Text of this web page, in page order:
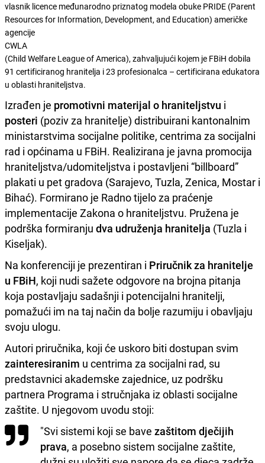
vlasnik licence međunarodno priznatog modela obuke PRIDE (Parent
Resources for Information, Development, and Education) američke
agencije
CWLA
(Child Welfare League of America), zahvaljujući kojem je FBiH dobila
91 certificiranog hranitelja i 23 profesionalca – certificirana edukatora
u oblasti hraniteljstva.
Izrađen je promotivni materijal o hraniteljstvu i
posteri (poziv za hranitelje) distribuirani kantonalnim
ministarstvima socijalne politike, centrima za socijalni
rad i općinama u FBiH. Realizirana je javna promocija
hraniteljstva/udomiteljstva i postavljeni “billboard”
plakati u pet gradova (Sarajevo, Tuzla, Zenica, Mostar i
Bihać). Formirano je Radno tijelo za praćenje
implementacije Zakona o hraniteljstvu. Pružena je
podrška formiranju dva udruženja hranitelja (Tuzla i
Kiseljak).
Na konferenciji je prezentiran i Priručnik za hranitelje
u FBiH, koji nudi sažete odgovore na brojna pitanja
koja postavljaju sadašnji i potencijalni hranitelji,
pomažući im na taj način da bolje razumiju i obavljaju
svoju ulogu.
Autori priručnika, koji će uskoro biti dostupan svim
zainteresiranim u centrima za socijalni rad, su
predstavnici akademske zajednice, uz podršku
partnera Programa i stručnjaka iz oblasti socijalne
zaštite. U njegovom uvodu stoji:
"Svi sistemi koji se bave zaštitom dječijih
prava, a posebno sistem socijalne zaštite,